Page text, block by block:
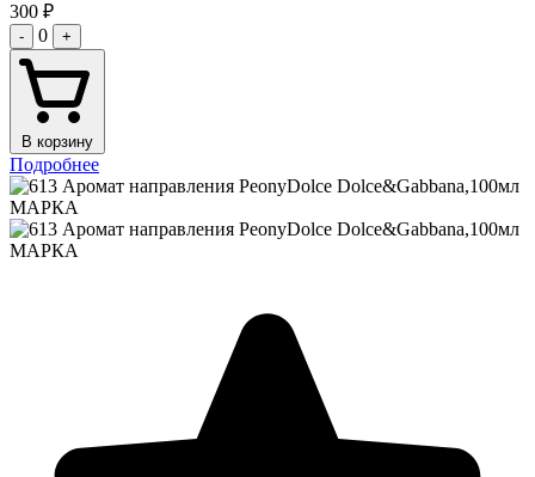
300 ₽
- 0 +
В корзину
Подробнее